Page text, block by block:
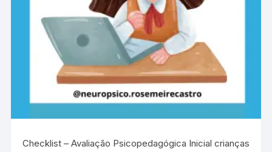
Checklist – Avaliação Psicopedagógica Inicial crianças